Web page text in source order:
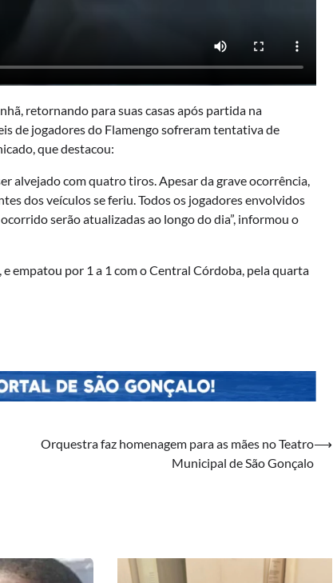
retornando para suas casas após partida na
de jogadores do Flamengo sofreram tentativa de
que destacou:
alvejado com quatro tiros. Apesar da grave ocorrência,
dos veículos se feriu. Todos os jogadores envolvidos
serão atualizadas ao longo do dia”, informou o
empatou por 1 a 1 com o Central Córdoba, pela quarta
Orquestra faz homenagem para as mães no Teatro
Municipal de São Gonçalo
⟶